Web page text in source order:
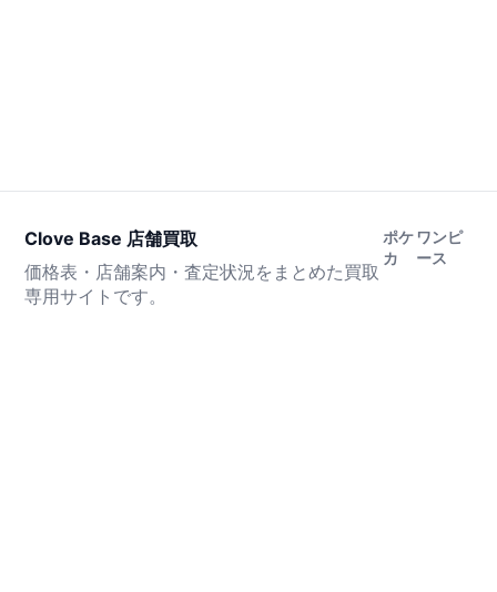
Clove Base 店舗買取
価格表・店舗案内・査定状況をまとめた買取
専用サイトです。
ポケ
カ
ワンピ
ース